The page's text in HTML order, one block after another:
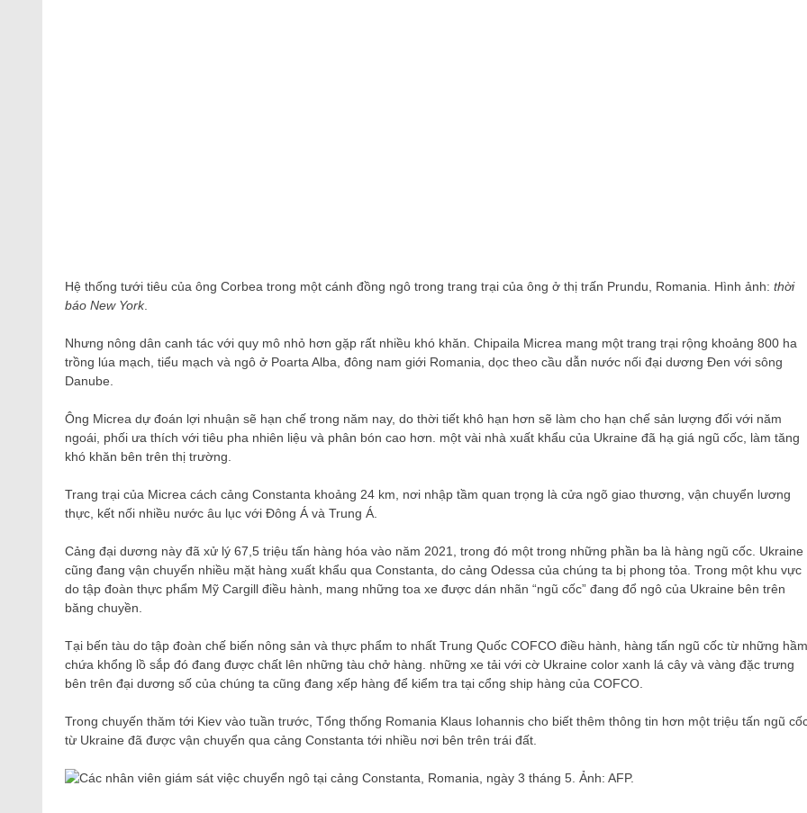
Hệ thống tưới tiêu của ông Corbea trong một cánh đồng ngô trong trang trại của ông ở thị trấn Prundu, Romania. Hình ảnh: thời
báo New York.
Nhưng nông dân canh tác với quy mô nhỏ hơn gặp rất nhiều khó khăn. Chipaila Micrea mang một trang trại rộng khoảng 800 ha
trồng lúa mạch, tiểu mạch và ngô ở Poarta Alba, đông nam giới Romania, dọc theo cầu dẫn nước nối đại dương Đen với sông
Danube.
Ông Micrea dự đoán lợi nhuận sẽ hạn chế trong năm nay, do thời tiết khô hạn hơn sẽ làm cho hạn chế sản lượng đối với năm
ngoái, phối ưa thích với tiêu pha nhiên liệu và phân bón cao hơn. một vài nhà xuất khẩu của Ukraine đã hạ giá ngũ cốc, làm tăng
khó khăn bên trên thị trường.
Trang trại của Micrea cách cảng Constanta khoảng 24 km, nơi nhập tầm quan trọng là cửa ngõ giao thương, vận chuyển lương
thực, kết nối nhiều nước âu lục với Đông Á và Trung Á.
Cảng đại dương này đã xử lý 67,5 triệu tấn hàng hóa vào năm 2021, trong đó một trong những phần ba là hàng ngũ cốc. Ukraine
cũng đang vận chuyển nhiều mặt hàng xuất khẩu qua Constanta, do cảng Odessa của chúng ta bị phong tỏa. Trong một khu vực
do tập đoàn thực phẩm Mỹ Cargill điều hành, mang những toa xe được dán nhãn “ngũ cốc” đang đổ ngô của Ukraine bên trên
băng chuyền.
Tại bến tàu do tập đoàn chế biến nông sản và thực phẩm to nhất Trung Quốc COFCO điều hành, hàng tấn ngũ cốc từ những hầm
chứa khổng lồ sắp đó đang được chất lên những tàu chở hàng. những xe tải với cờ Ukraine color xanh lá cây và vàng đặc trưng
bên trên đại dương số của chúng ta cũng đang xếp hàng để kiểm tra tại cổng ship hàng của COFCO.
Trong chuyến thăm tới Kiev vào tuần trước, Tổng thống Romania Klaus Iohannis cho biết thêm thông tin hơn một triệu tấn ngũ
từ Ukraine đã được vận chuyển qua cảng Constanta tới nhiều nơi bên trên trái đất.